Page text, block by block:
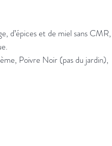
d’épices et de miel sans CMR,
Poivre Noir (pas du jardin),